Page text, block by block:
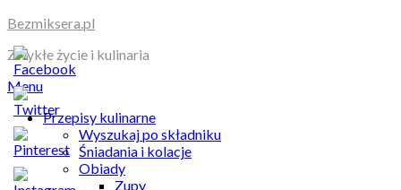
Skip
content
Bezmiksera.pl
Zwykłe życie i kulinaria
Menu
Przepisy kulinarne
Wyszukaj po składniku
Śniadania i kolacje
Obiady
Zupy